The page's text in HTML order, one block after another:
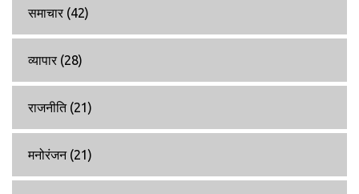
समाचार (42)
व्यापार (28)
राजनीति (21)
मनोरंजन (21)